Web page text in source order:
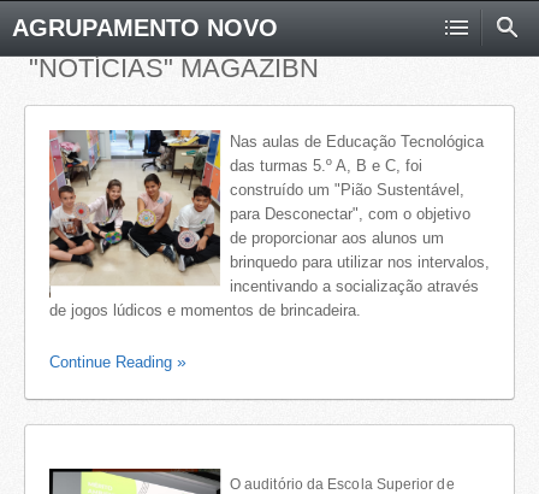
AGRUPAMENTO NOVO
"NOTÍCIAS" MAGAZIBN
Nas aulas de Educação Tecnológica
das turmas 5.º A, B e C, foi
construído um "Pião Sustentável,
para Desconectar", com o objetivo
de proporcionar aos alunos um
brinquedo para utilizar nos intervalos,
incentivando a socialização através
de jogos lúdicos e momentos de brincadeira.
Continue Reading
O auditório da Escola Superior de